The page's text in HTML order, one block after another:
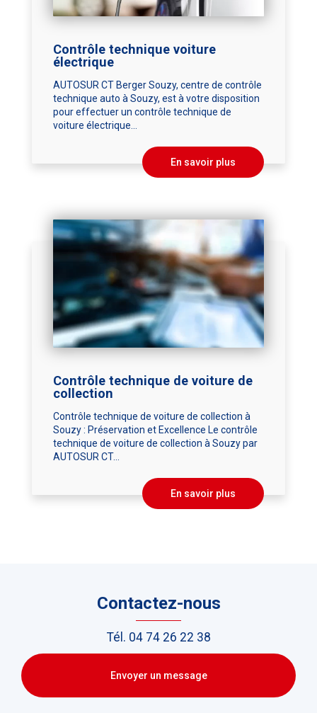
Contrôle technique voiture
électrique
AUTOSUR CT Berger Souzy, centre de contrôle
technique auto à Souzy, est à votre disposition
pour effectuer un contrôle technique de
voiture électrique...
En savoir plus
Contrôle technique de voiture de
collection
Contrôle technique de voiture de collection à
Souzy : Préservation et Excellence Le contrôle
technique de voiture de collection à Souzy par
AUTOSUR CT...
En savoir plus
Contactez-nous
Tél. 04 74 26 22 38
Envoyer un message